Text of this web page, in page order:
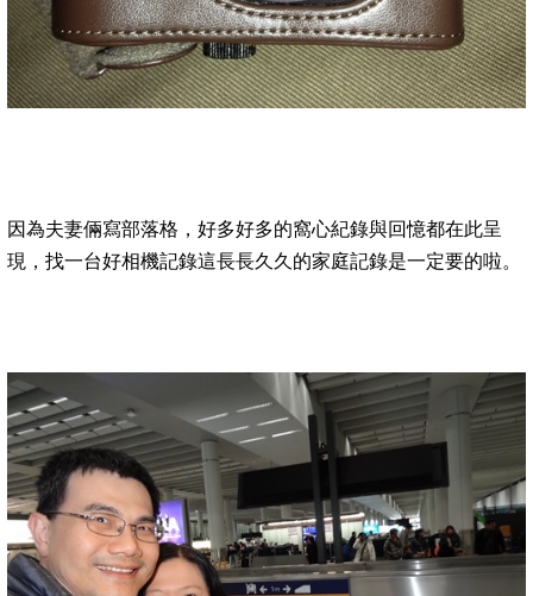
因為夫妻倆寫部落格，好多好多的窩心紀錄與回憶都在此呈
現，找一台好相機記錄這長長久久的家庭記錄是一定要的啦。